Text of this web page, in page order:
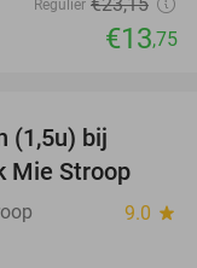
Regulier
€13,75
(1,5u) bij
Mie Stroop
9.0 star